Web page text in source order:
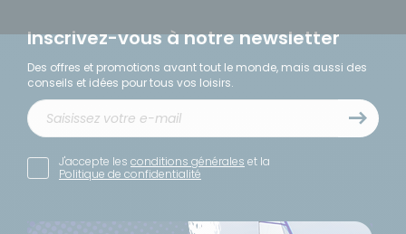
Inscrivez-vous à notre newsletter
Des offres et promotions avant tout le monde, mais aussi des
conseils et idées pour tous vos loisirs.
J'accepte les conditions générales et la
Politique de confidentialité